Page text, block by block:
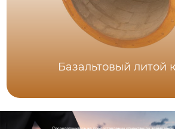
Базальтовый литой